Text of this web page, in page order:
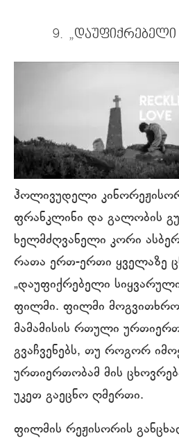
9. „დაუფიქრებელი
ჰოლივუდელი
ფრანკლინი და გალობის
ხელმძღვანელი კორი
რათა ერთ-ერთი ყველაზე
„დაუფიქრებელი
ფილმი. ფილმი
მამამისის რთული
გვაჩვენებს, თუ როგორ
ურთიერთობამ მის
უკეთ გაეცნო ღმერთი.
ფილმის რეჟისორის